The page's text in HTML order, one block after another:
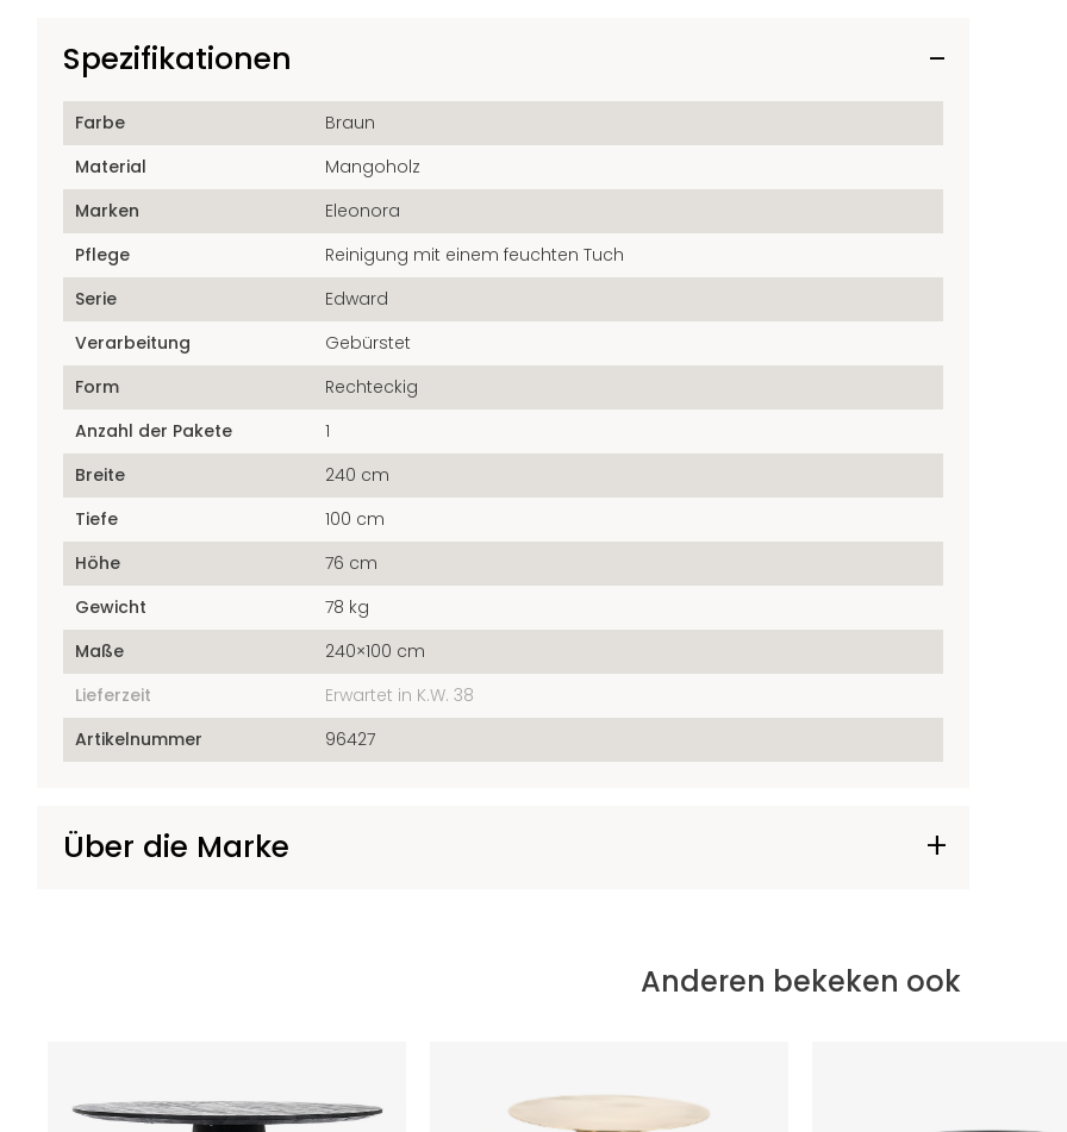
Spezifikationen
Farbe
Braun
Material
Mangoholz
Marken
Eleonora
Pflege
Reinigung mit einem feuchten Tuch
Serie
Edward
Verarbeitung
Gebürstet
Form
Rechteckig
Anzahl der Pakete
1
Breite
240 cm
Tiefe
100 cm
Höhe
76 cm
Gewicht
78 kg
Maße
240×100 cm
Lieferzeit
Erwartet in K.W. 38
Artikelnummer
96427
Über die Marke
Anderen bekeken ook